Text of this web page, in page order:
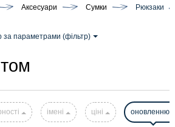
Аксесуари Сумки Рюкзаки
за параметрами (фільтр)
імені ціні оновленню